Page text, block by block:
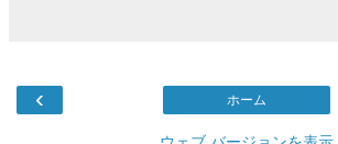
‹ ホーム